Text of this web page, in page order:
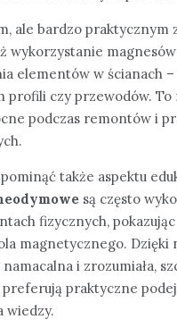
ale bardzo praktycznym
wykorzystanie
elementów w ścianach –
profili czy przewodów. To
podczas remontów i
także aspektu
są często
fizycznych,
magnetycznego. Dzięki
i zrozumiała,
preferują praktyczne
wiedzy.